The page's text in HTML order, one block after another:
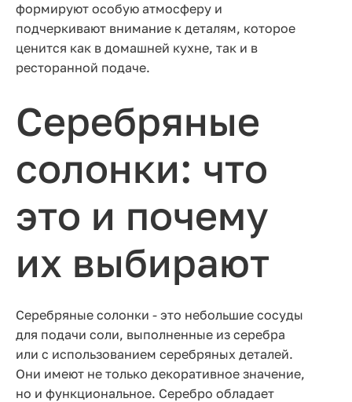
формируют особую атмосферу и
подчеркивают внимание к деталям, которое
ценится как в домашней кухне, так и в
ресторанной подаче.
Серебряные
солонки: что
это и почему
их выбирают
Серебряные солонки - это небольшие сосуды
для подачи соли, выполненные из серебра
или с использованием серебряных деталей.
Они имеют не только декоративное значение,
но и функциональное. Серебро обладает